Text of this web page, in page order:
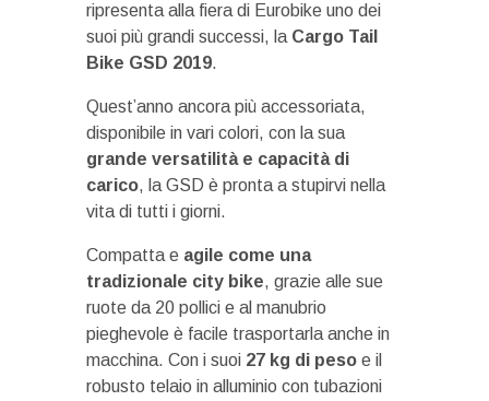
ripresenta alla fiera di Eurobike uno dei
suoi più grandi successi, la Cargo Tail
Bike GSD 2019.
Quest’anno ancora più accessoriata,
disponibile in vari colori, con la sua
grande versatilità e capacità di
carico, la GSD è pronta a stupirvi nella
vita di tutti i giorni.
Compatta e agile come una
tradizionale city bike, grazie alle sue
ruote da 20 pollici e al manubrio
pieghevole è facile trasportarla anche in
macchina. Con i suoi 27 kg di peso e il
robusto telaio in alluminio con tubazioni